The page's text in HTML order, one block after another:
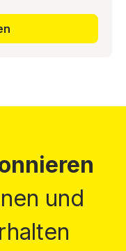
Mit
es dort so
und